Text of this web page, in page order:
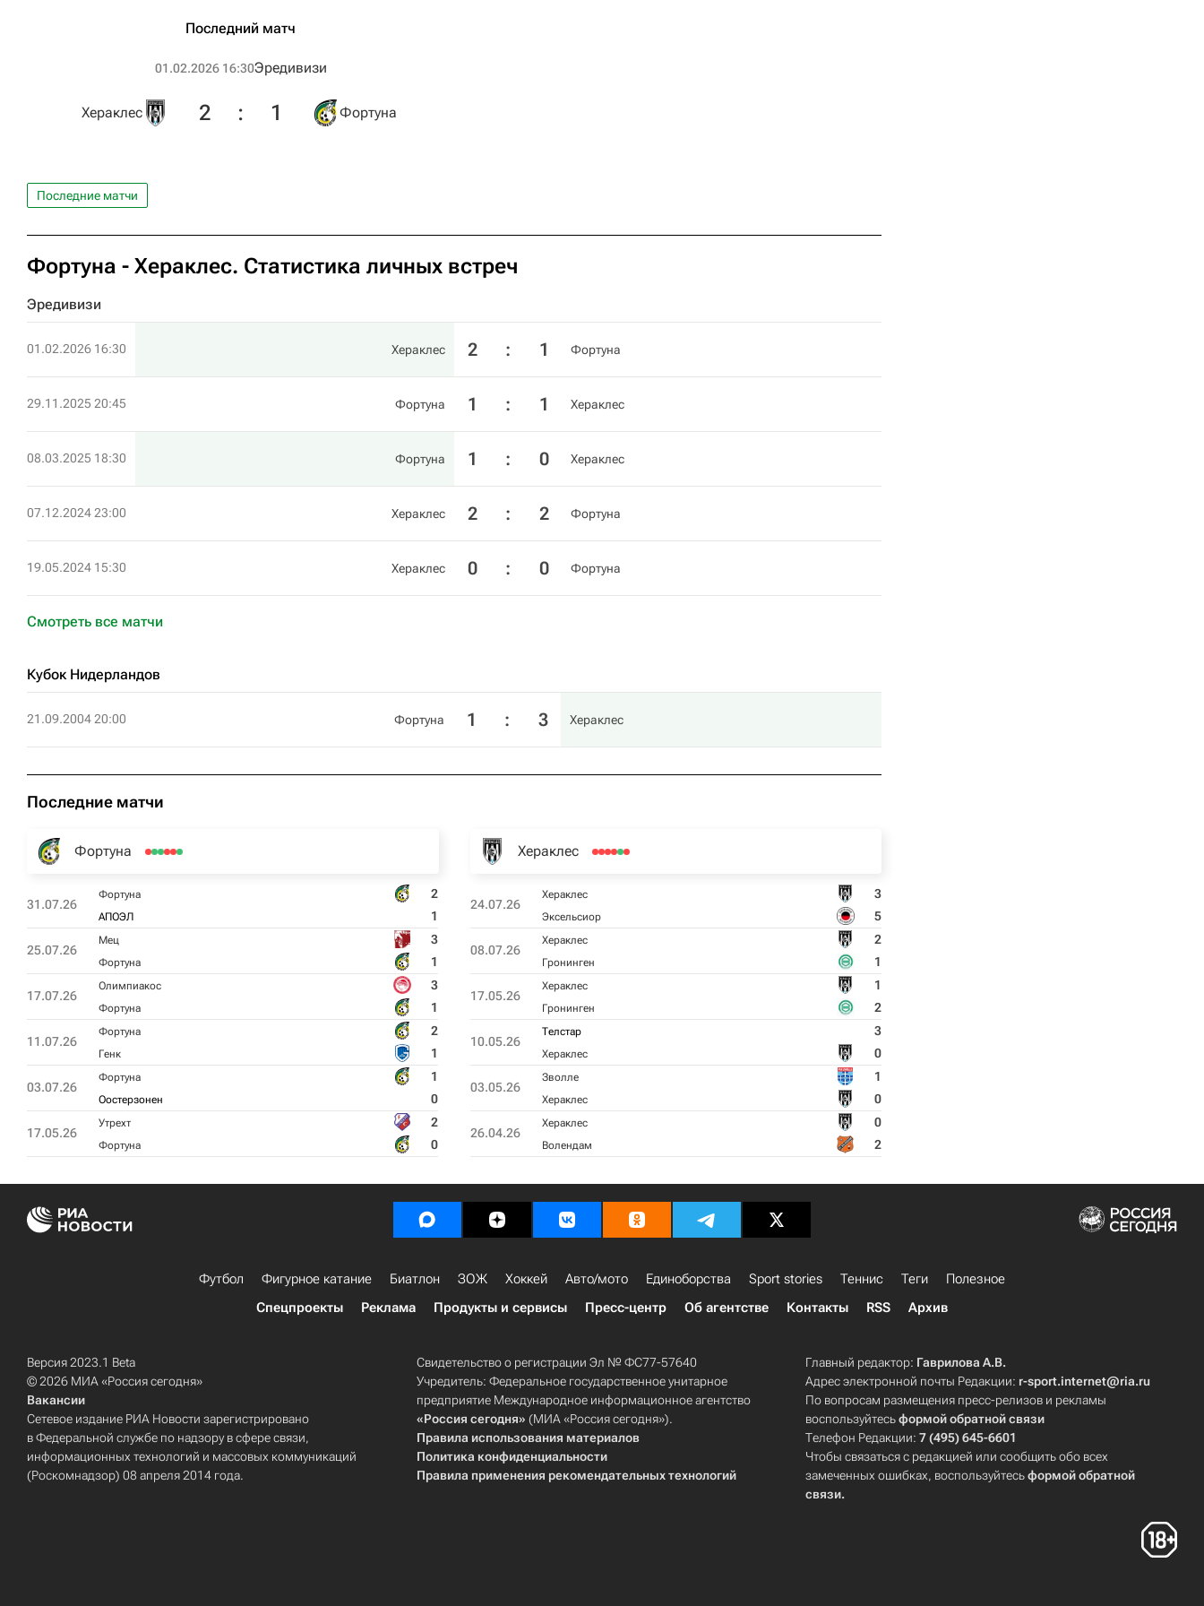
Последний матч
01.02.2026 16:30Эредивизи
Хераклес 2 : 1 Фортуна
Последние матчи
Фортуна - Хераклес. Статистика личных встреч
Эредивизи
01.02.2026 16:30 Хераклес 2 : 1 Фортуна
29.11.2025 20:45 Фортуна 1 : 1 Хераклес
08.03.2025 18:30 Фортуна 1 : 0 Хераклес
07.12.2024 23:00 Хераклес 2 : 2 Фортуна
19.05.2024 15:30 Хераклес 0 : 0 Фортуна
Смотреть все матчи
Кубок Нидерландов
21.09.2004 20:00 Фортуна 1 : 3 Хераклес
Последние матчи
Фортуна
31.07.26
Фортуна 2
АПОЭЛ 1
25.07.26
Мец 3
Фортуна 1
17.07.26
Олимпиакос 3
Фортуна 1
11.07.26
Фортуна 2
Генк 1
03.07.26
Фортуна 1
Оостерзонен 0
17.05.26
Утрехт 2
Фортуна 0
Хераклес
24.07.26
Хераклес 3
Эксельсиор 5
08.07.26
Хераклес 2
Гронинген 1
17.05.26
Хераклес 1
Гронинген 2
10.05.26
Телстар 3
Хераклес 0
03.05.26
Зволле 1
Хераклес 0
26.04.26
Хераклес 0
Волендам 2
Футбол Фигурное катание Биатлон ЗОЖ Хоккей Авто/мото Единоборства Sport stories Теннис Теги
Полезное
Спецпроекты
Реклама Продукты и сервисы Пресс-центр Об агентстве Контакты RSS Архив
Версия 2023.1 Beta
© 2026 МИА «Россия сегодня»
Вакансии
Сетевое издание РИА Новости зарегистрировано
в Федеральной службе по надзору в сфере связи,
информационных технологий и массовых коммуникаций
(Роскомнадзор) 08 апреля 2014 года.
Свидетельство о регистрации Эл № ФС77-57640
Учредитель: Федеральное государственное унитарное
предприятие Международное информационное агентство
«Россия сегодня» (МИА «Россия сегодня»).
Правила использования материалов
Политика конфиденциальности
Правила применения рекомендательных технологий
Главный редактор: Гаврилова А.В.
Адрес электронной почты Редакции: r-sport.internet@ria.ru
По вопросам размещения пресс-релизов и рекламы
воспользуйтесьформой обратной связи
Телефон Редакции:7 (495) 645-6601
Чтобы связаться с редакцией или сообщить обо всех
замеченных ошибках, воспользуйтесьформой обратной
связи.